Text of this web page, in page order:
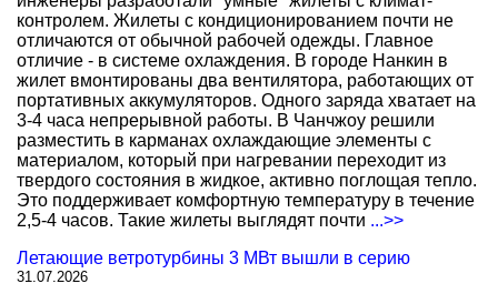
контролем. Жилеты с кондиционированием почти не
отличаются от обычной рабочей одежды. Главное
отличие - в системе охлаждения. В городе Нанкин в
жилет вмонтированы два вентилятора, работающих от
портативных аккумуляторов. Одного заряда хватает на
3-4 часа непрерывной работы. В Чанчжоу решили
разместить в карманах охлаждающие элементы с
материалом, который при нагревании переходит из
твердого состояния в жидкое, активно поглощая тепло.
Это поддерживает комфортную температуру в течение
2,5-4 часов. Такие жилеты выглядят почти ...>>
Летающие ветротурбины 3 МВт вышли в серию
31.07.2026